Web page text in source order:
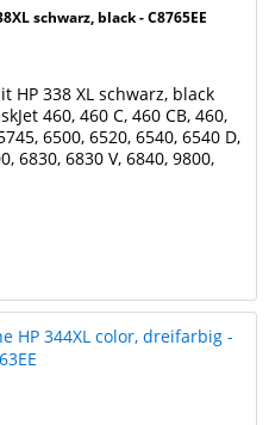
schwarz, black - C8765EE
338 XL schwarz, black
460, 460 C, 460 CB, 460,
6500, 6520, 6540, 6540 D,
6830, 6830 V, 6840, 9800,
V, 6210 XI, 6215, 7210,